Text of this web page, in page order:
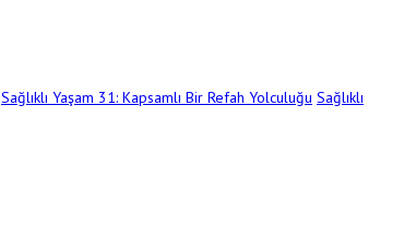
Sağlıklı Yaşam 31: Kapsamlı Bir Refah Yolculuğu Sağlıklı